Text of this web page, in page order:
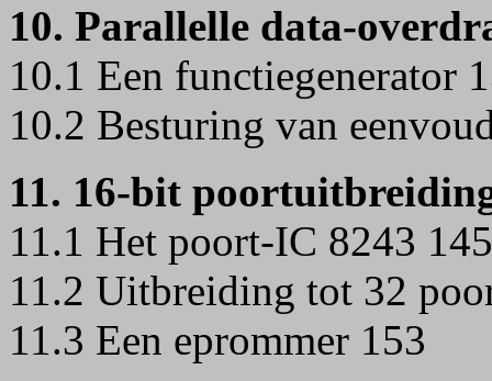
10. Parallelle data-
10.1 Een functiegenerator
10.2 Besturing van
11. 16-bit
11.1 Het poort-IC 8243 145
11.2 Uitbreiding tot 32
11.3 Een eprommer 153